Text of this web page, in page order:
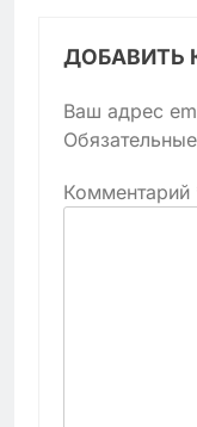
ДОБАВИТЬ
Ваш адрес
Комментарий